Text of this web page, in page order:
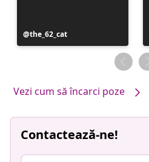
Postare
publicată
the_62_cat
Vezi cum să încarci poze
Contactează-ne!